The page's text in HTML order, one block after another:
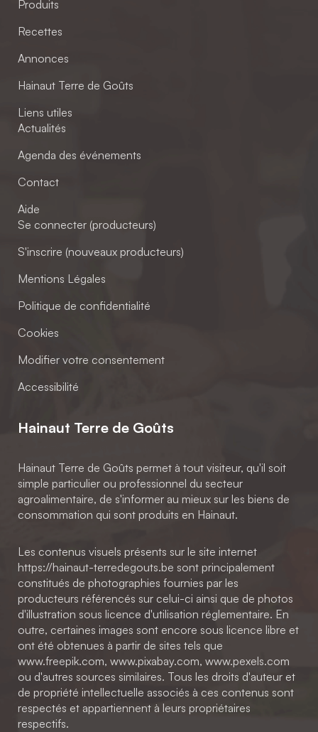
Produits
Recettes
Annonces
Hainaut Terre de Goûts
Liens utiles
Actualités
Agenda des événements
Contact
Aide
Se connecter (producteurs)
S'inscrire (nouveaux producteurs)
Mentions Légales
Politique de confidentialité
Cookies
Modifier votre consentement
Accessibilité
Hainaut Terre de Goûts
Hainaut Terre de Goûts permet à tout visiteur, qu'il soit
simple particulier ou professionnel du secteur
agroalimentaire, de s'informer au mieux sur les biens de
consommation qui sont produits en Hainaut.
Les contenus visuels présents sur le site internet
https://hainaut-terredegouts.be sont principalement
constitués de photographies fournies par les
producteurs référencés sur celui-ci ainsi que de photos
d'illustration sous licence d'utilisation réglementaire. En
outre, certaines images sont encore sous licence libre et
ont été obtenues à partir de sites tels que
www.freepik.com, www.pixabay.com, www.pexels.com
ou d'autres sources similaires. Tous les droits d'auteur et
de propriété intellectuelle associés à ces contenus sont
respectés et appartiennent à leurs propriétaires
respectifs.